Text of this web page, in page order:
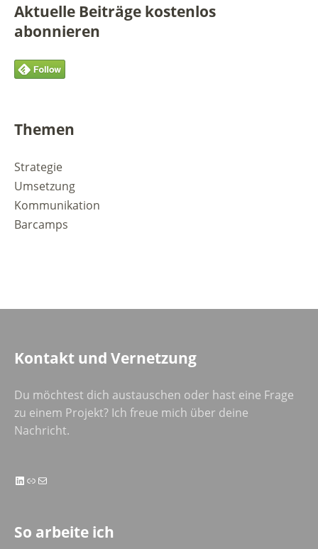
Aktuelle Beiträge kostenlos
abonnieren
Themen
Strategie
Umsetzung
Kommunikation
Barcamps
Kontakt und Vernetzung
Du möchtest dich austauschen oder hast eine Frage
zu einem Projekt? Ich freue mich über deine
Nachricht.
LinkedIn
LinkE-Mail
So arbeite ich